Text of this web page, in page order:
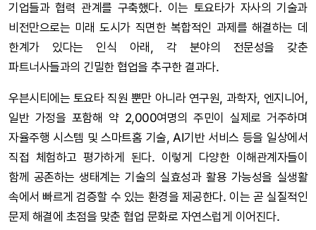
기업들과 협력 관계를 구축했다. 이는 토요타가 자사의 기술과
비전만으로는 미래 도시가 직면한 복합적인 과제를 해결하는 데
한계가 있다는 인식 아래, 각 분야의 전문성을 갖춘
파트너사들과의 긴밀한 협업을 추구한 결과다.
우븐시티에는 토요타 직원 뿐만 아니라 연구원, 과학자, 엔지니어,
일반 가정을 포함해 약 2,000여명의 주민이 실제로 거주하며
자율주행 시스템 및 스마트홈 기술, AI기반 서비스 등을 일상에서
직접 체험하고 평가하게 된다. 이렇게 다양한 이해관계자들이
함께 공존하는 생태계는 기술의 실효성과 활용 가능성을 실생활
속에서 빠르게 검증할 수 있는 환경을 제공한다. 이는 곧 실질적인
문제 해결에 초점을 맞춘 협업 문화로 자연스럽게 이어진다.